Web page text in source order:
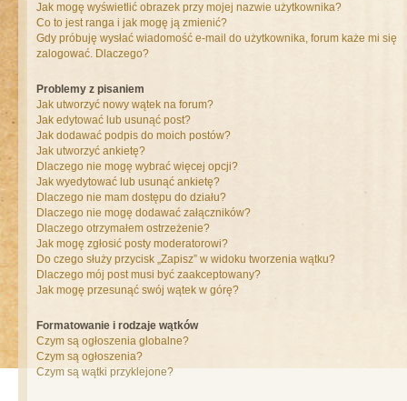
Jak mogę wyświetlić obrazek przy mojej nazwie użytkownika?
Co to jest ranga i jak mogę ją zmienić?
Gdy próbuję wysłać wiadomość e-mail do użytkownika, forum każe mi się
zalogować. Dlaczego?
Problemy z pisaniem
Jak utworzyć nowy wątek na forum?
Jak edytować lub usunąć post?
Jak dodawać podpis do moich postów?
Jak utworzyć ankietę?
Dlaczego nie mogę wybrać więcej opcji?
Jak wyedytować lub usunąć ankietę?
Dlaczego nie mam dostępu do działu?
Dlaczego nie mogę dodawać załączników?
Dlaczego otrzymałem ostrzeżenie?
Jak mogę zgłosić posty moderatorowi?
Do czego służy przycisk „Zapisz” w widoku tworzenia wątku?
Dlaczego mój post musi być zaakceptowany?
Jak mogę przesunąć swój wątek w górę?
Formatowanie i rodzaje wątków
Czym są ogłoszenia globalne?
Czym są ogłoszenia?
Czym są wątki przyklejone?